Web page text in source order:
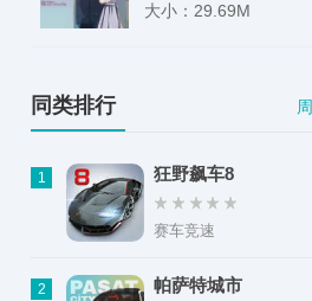
大小：29.69M
触控精灵清新版
类型：实用工具
周
同类排行
1 狂野飙车8
赛车竞速
2 帕萨特城市